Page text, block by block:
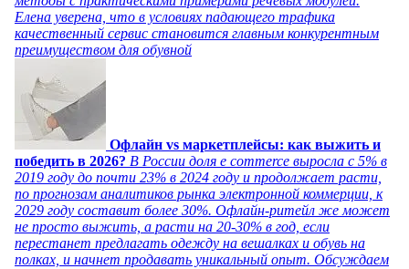
Елена уверена, что в условиях падающего трафика
качественный сервис становится главным конкурентным
преимуществом для обувной
Офлайн vs маркетплейсы: как выжить и
победить в 2026? В России доля e commerce выросла с 5% в
2019 году до почти 23% в 2024 году и продолжает расти,
по прогнозам аналитиков рынка электронной коммерции, к
2029 году составит более 30%. Офлайн-ритейл же может
не просто выжить, а расти на 20-30% в год, если
перестанет предлагать одежду на вешалках и обувь на
полках, и начнет продавать уникальный опыт. Обсуждаем